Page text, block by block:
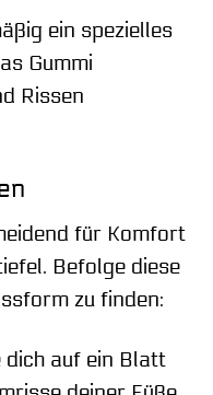
ein spezielles
Gummi
Rissen
für Komfort
Befolge diese
zu finden:
auf ein Blatt